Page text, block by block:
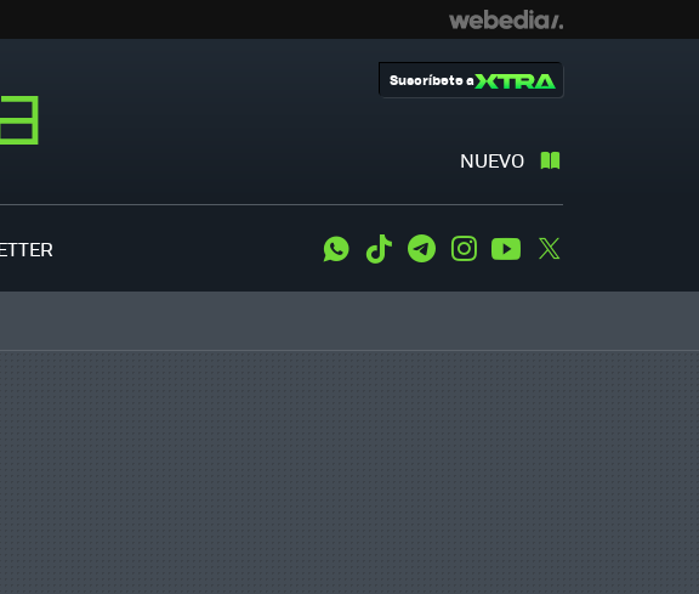
NUEVO
Suscríbete a
WhatsApp
Tiktok TelegramInstagramYoutube